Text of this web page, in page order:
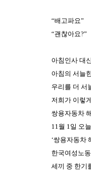
“배고파요”
“괜찮아요?”
아침인사 대
아침의 서늘
우리를 더 서
저희가 이렇
쌍용자동차
11월 1일 오
‘쌍용자동차
한국여성노
세끼 중 한기